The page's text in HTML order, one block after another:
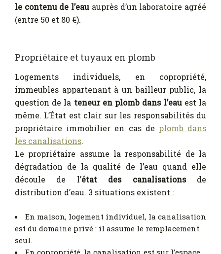
le contenu de l’eau auprès d’un laboratoire agréé
(entre 50 et 80 €).
Propriétaire et tuyaux en plomb
Logements individuels, en copropriété,
immeubles appartenant à un bailleur public, la
question de la teneur en plomb dans l’eau est la
même. L’État est clair sur les responsabilités du
propriétaire immobilier en cas de plomb dans
les canalisations.
Le propriétaire assume la responsabilité de la
dégradation de la qualité de l’eau quand elle
découle de l’état des canalisations de
distribution d’eau. 3 situations existent :
En maison, logement individuel, la canalisation
est du domaine privé : il assume le remplacement
seul.
En copropriété, la canalisation est sur l’espace